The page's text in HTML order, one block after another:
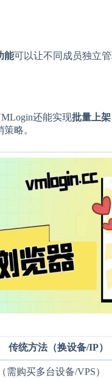
能可以让不同成员独立
还能实现批量上
略。
传统方法（换设备/IP）
需购买多台设备/VPS）